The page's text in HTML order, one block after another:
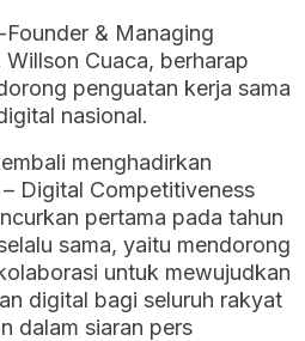
& Managing
Willson Cuaca, berharap
penguatan kerja sama
nasional.
menghadirkan
Digital Competitiveness
pertama pada tahun
sama, yaitu mendorong
untuk mewujudkan
digital bagi seluruh rakyat
dalam siaran pers